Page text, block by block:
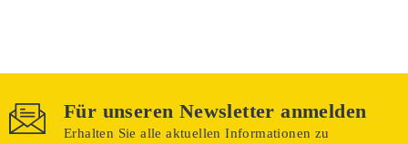
Für unseren Newsletter anmelden
Erhalten Sie alle aktuellen Informationen zu